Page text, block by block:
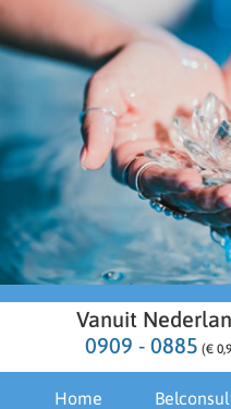
Vanuit
0909 - 0885 (€
Home